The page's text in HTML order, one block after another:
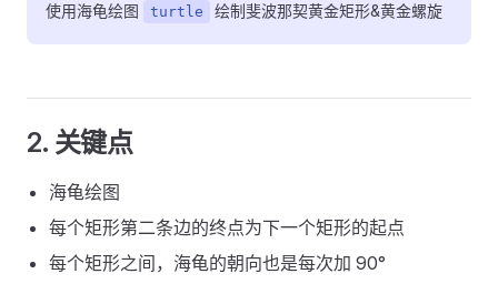
使用海龟绘图
turtle 绘制斐波那契黄金矩形&黄金螺旋
2. 关键点
海龟绘图
每个矩形第二条边的终点为下一个矩形的起点
每个矩形之间，海龟的朝向也是每次加 90°